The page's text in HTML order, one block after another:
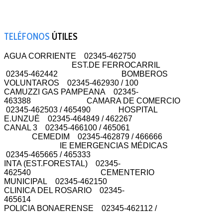
TELÉFONOS ÚTILES
AGUA CORRIENTE 02345-462750
EST.DE FERROCARRIL
02345-462442 BOMBEROS
VOLUNTAROS 02345-462930 / 100
CAMUZZI GAS PAMPEANA 02345-
463388 CAMARA DE COMERCIO
02345-462503 / 465490 HOSPITAL
E.UNZUÉ 02345-464849 / 462267
CANAL 3 02345-466100 / 465061
CEMEDIM 02345-462879 / 466666
IE EMERGENCIAS MÉDICAS
02345-465665 / 465333
INTA (EST.FORESTAL) 02345-
462540 CEMENTERIO
MUNICIPAL 02345-462150
CLINICA DEL ROSARIO 02345-
465614
POLICIA BONAERENSE 02345-462112 /